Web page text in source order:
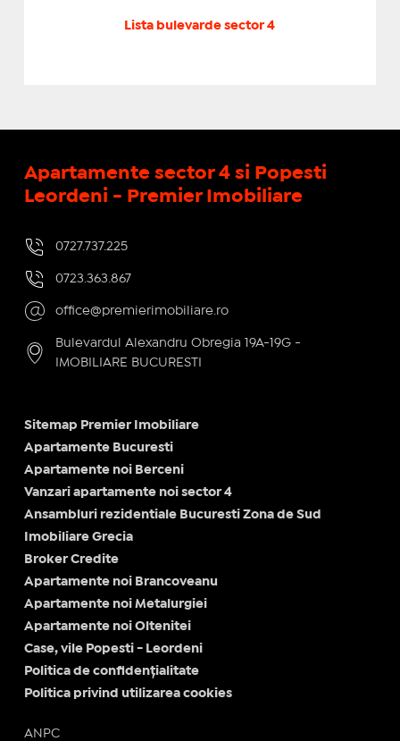
Lista bulevarde sector 4
Apartamente sector 4 si Popesti
Leordeni - Premier Imobiliare
0727.737.225
0723.363.867
office@premierimobiliare.ro
Bulevardul Alexandru Obregia 19A-19G -
IMOBILIARE BUCURESTI
Sitemap Premier Imobiliare
Apartamente Bucuresti
Apartamente noi Berceni
Vanzari apartamente noi sector 4
Ansambluri rezidentiale Bucuresti Zona de Sud
Imobiliare Grecia
Broker Credite
Apartamente noi Brancoveanu
Apartamente noi Metalurgiei
Apartamente noi Oltenitei
Case, vile Popesti - Leordeni
Politica de confidențialitate
Politica privind utilizarea cookies
ANPC